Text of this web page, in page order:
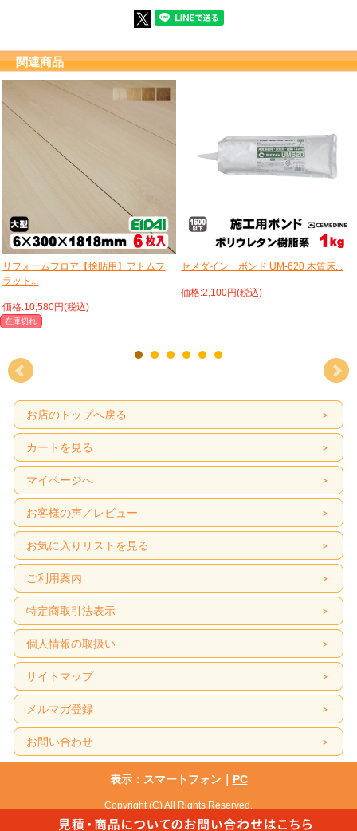
関連商品
リフォームフロア【捨貼用】アトムフ
ラット...
価格:10,580円(税込)
在庫切れ
セメダイン ボンド UM-620 木質床...
価格:2,100円(税込)
お店のトップへ戻る
カートを見る
マイページへ
お客様の声／レビュー
お気に入りリストを見る
ご利用案内
特定商取引法表示
個人情報の取扱い
サイトマップ
メルマガ登録
お問い合わせ
表示：スマートフォン｜ PC
Copyright (C) All Rights Reserved.